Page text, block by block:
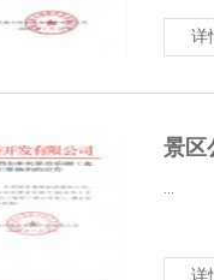
详
景区
...
详